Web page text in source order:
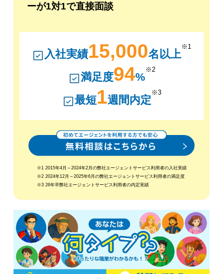
ーが1対1で直接面談
入社実績15,000名以上
※1
満足度94%
※2
最短1週間内定
※3
※1 2015年4月～2024年2月の弊社エージェントサービス利用者の入社実績
※2 2024年12月～2025年6月の弊社エージェントサービス利用者の満足度
※3 26年卒弊社エージェントサービス利用者の内定実績